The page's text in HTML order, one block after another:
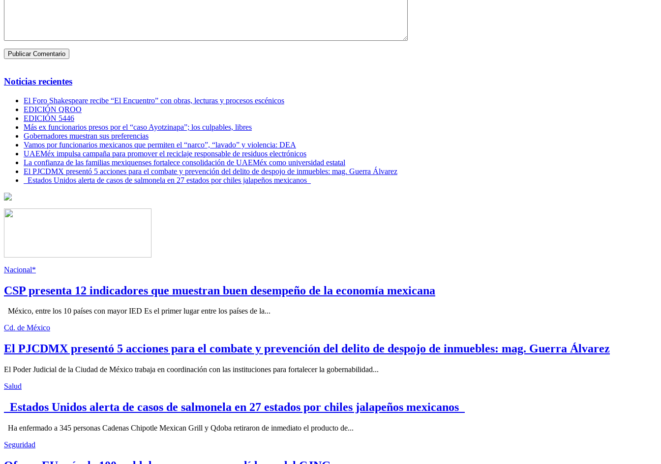
Noticias recientes
El Foro Shakespeare recibe “El Encuentro” con obras, lecturas y procesos escénicos
EDICIÓN QROO
EDICIÓN 5446
Más ex funcionarios presos por el “caso Ayotzinapa”; los culpables, libres
Gobernadores muestran sus preferencias
Vamos por funcionarios mexicanos que permiten el “narco”, “lavado” y violencia: DEA
UAEMéx impulsa campaña para promover el reciclaje responsable de residuos electrónicos
La confianza de las familias mexiquenses fortalece consolidación de UAEMéx como universidad estatal
El PJCDMX presentó 5 acciones para el combate y prevención del delito de despojo de inmuebles: mag. Guerra Álvarez
Estados Unidos alerta de casos de salmonela en 27 estados por chiles jalapeños mexicanos
Nacional*
CSP presenta 12 indicadores que muestran buen desempeño de la economía mexicana
México, entre los 10 países con mayor IED Es el primer lugar entre los países de la...
Cd. de México
El PJCDMX presentó 5 acciones para el combate y prevención del delito de despojo de inmuebles: mag. Guerra Álvarez
El Poder Judicial de la Ciudad de México trabaja en coordinación con las instituciones para fortalecer la gobernabilidad...
Salud
Estados Unidos alerta de casos de salmonela en 27 estados por chiles jalapeños mexicanos
Ha enfermado a 345 personas Cadenas Chipotle Mexican Grill y Qdoba retiraron de inmediato el producto de...
Seguridad